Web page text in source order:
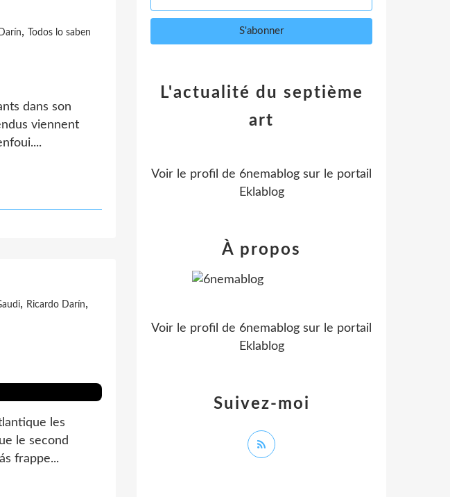
, Todos lo saben
dans son
viennent
, Ricardo Darín,
les
le second
frappe...
L'actualité du septième
art
Voir le profil de 6nemablog sur le portail
Eklablog
Suivez-moi
À propos
Voir le profil de 6nemablog sur le portail
Eklablog